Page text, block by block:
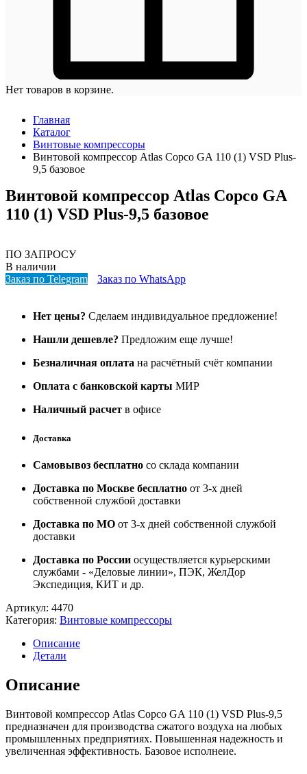
Нет товаров в корзине.
Главная
Каталог
Винтовые компрессоры
Винтовой компрессор Atlas Copco GA 110 (1) VSD Plus-
9,5 базовое
Винтовой компрессор Atlas Copco GA
110 (1) VSD Plus-9,5 базовое
ПО ЗАПРОСУ
В наличии
Заказ по Telegram
Заказ по WhatsApp
Нет цены? Сделаем индивидуальное предложение!
Нашли дешевле? Предложим еще лучше!
Безналичная оплата на расчётный счёт компании
Оплата с банковской карты МИР
Наличный расчет в офисе
Доставка
Самовывоз бесплатно со склада компании
Доставка по Москве бесплатно от 3-х дней
собственной службой доставки
Доставка по МО от 3-х дней собственной службой
доставки
Доставка по России осуществляется курьерскими
службами - «Деловые линии», ПЭК, ЖелДор
Экспедиция, КИТ и др.
Артикул: 4470
Категория: Винтовые компрессоры
Описание
Детали
Описание
Винтовой компрессор Atlas Copco GA 110 (1) VSD Plus-9,5
предназначен для производства сжатого воздуха на любых
промышленных предприятиях. Повышенная надежность и
увеличенная эффективность. Базовое исполнеие.